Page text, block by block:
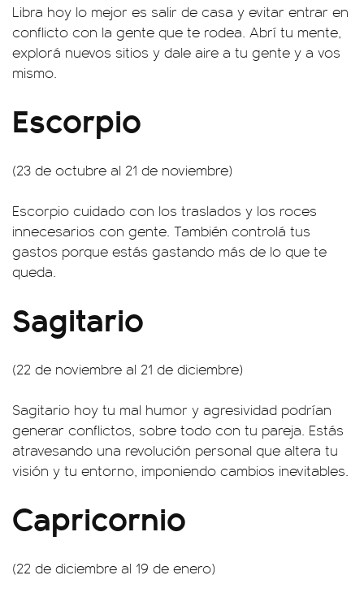
Libra hoy lo mejor es salir de casa y evitar entrar en
conflicto con la gente que te rodea. Abrí tu mente,
explorá nuevos sitios y dale aire a tu gente y a vos
mismo.
Escorpio
(23 de octubre al 21 de noviembre)
Escorpio cuidado con los traslados y los roces
innecesarios con gente. También controlá tus
gastos porque estás gastando más de lo que te
queda.
Sagitario
(22 de noviembre al 21 de diciembre)
Sagitario hoy tu mal humor y agresividad podrían
generar conflictos, sobre todo con tu pareja. Estás
atravesando una revolución personal que altera tu
visión y tu entorno, imponiendo cambios inevitables.
Capricornio
(22 de diciembre al 19 de enero)